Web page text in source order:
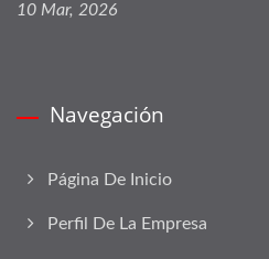
10 Mar, 2026
Navegación
Página De Inicio
Perfil De La Empresa